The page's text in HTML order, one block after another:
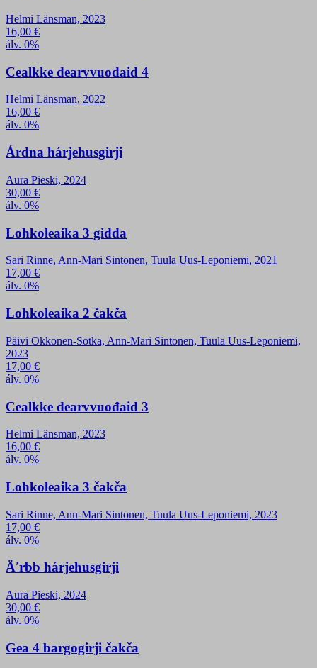
Helmi Länsman, 2023
16,00 €
álv. 0%
Cealkke dearvvuođaid 4
Helmi Länsman, 2022
16,00 €
álv. 0%
Árdna hárjehusgirji
Aura Pieski, 2024
30,00 €
álv. 0%
Lohkoleaika 3 giđđa
Sari Rinne, Ann-Mari Sintonen, Tuula Uus-Leponiemi, 2021
17,00 €
álv. 0%
Lohkoleaika 2 čakča
Päivi Okkonen-Sotka, Ann-Mari Sintonen, Tuula Uus-Leponiemi,
2023
17,00 €
álv. 0%
Cealkke dearvvuođaid 3
Helmi Länsman, 2023
16,00 €
álv. 0%
Lohkoleaika 3 čakča
Sari Rinne, Ann-Mari Sintonen, Tuula Uus-Leponiemi, 2023
17,00 €
álv. 0%
Äʹrbb hárjehusgirji
Aura Pieski, 2024
30,00 €
álv. 0%
Gea 4 bargogirji čakča